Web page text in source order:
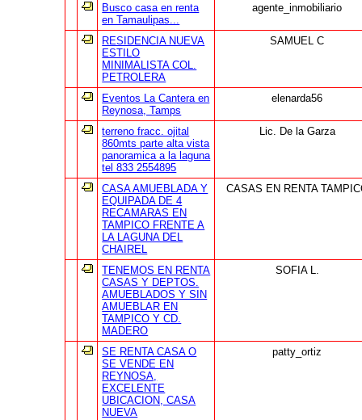
Busco casa en renta
en Tamaulipas...
agente_inmobiliario
RESIDENCIA NUEVA
ESTILO
MINIMALISTA COL.
PETROLERA
SAMUEL C
Eventos La Cantera en
Reynosa, Tamps
elenarda56
terreno fracc. ojital
860mts parte alta vista
panoramica a la laguna
tel 833 2554895
Lic. De la Garza
CASA AMUEBLADA Y
EQUIPADA DE 4
RECAMARAS EN
TAMPICO FRENTE A
LA LAGUNA DEL
CHAIREL
CASAS EN RENTA
TENEMOS EN RENTA
CASAS Y DEPTOS.
AMUEBLADOS Y SIN
AMUEBLAR EN
TAMPICO Y CD.
MADERO
SOFIA L.
SE RENTA CASA O
SE VENDE EN
REYNOSA,
EXCELENTE
UBICACION, CASA
NUEVA
patty_ortiz